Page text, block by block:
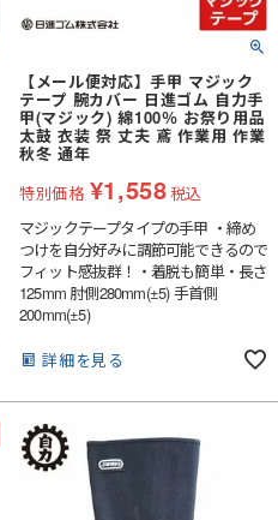
【メール便対応】手甲 マジック
テープ 腕カバー 日進ゴム 自力手
甲(マジック) 綿100％ お祭り用品
太鼓 衣装 祭 丈夫 鳶 作業用 作業
秋冬 通年
特別価格 ¥1,558税込
マジックテープタイプの手甲 ・締め
つけを自分好みに調節可能できるので
フィット感抜群！・着脱も簡単・長さ
125mm 肘側280mm(±5) 手首側
200mm(±5)
詳細を見る